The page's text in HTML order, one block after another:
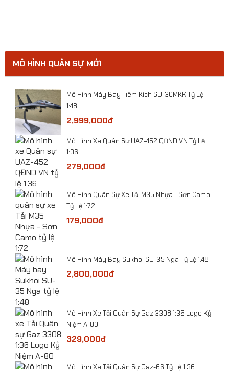
Mô hình xe Bugatti Altlantic Concept tỷ lệ 1:32
Mô hình xe Bugatti Altlantic Concept tỷ lệ 1:32
MÔ HÌNH QUÂN SỰ MỚI
Mô Hình Máy Bay Tiêm Kích SU-30MKK Tỷ Lệ
1:48
2,999,000đ
Mô Hình Xe Quân Sự UAZ-452 QĐND VN Tỷ Lệ
1:36
279,000đ
​Mô Hình Quân Sự Xe Tải M35 Nhựa - Sơn Camo
Tỷ Lệ 1:72
179,000đ
Mô Hình Máy Bay Sukhoi SU-35 Nga Tỷ Lệ 1:48
2,800,000đ
​Mô Hình Xe Tải Quân Sự Gaz 3308 1:36 Logo Kỷ
Niệm A-80
329,000đ
​Mô Hình Xe Tải Quân Sự Gaz-66 Tỷ Lệ 1:36